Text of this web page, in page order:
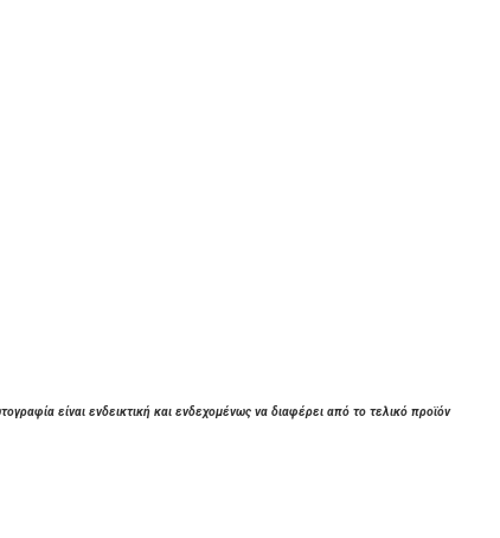
είναι ενδεικτική και ενδεχομένως να διαφέρει από το τελικό προϊόν